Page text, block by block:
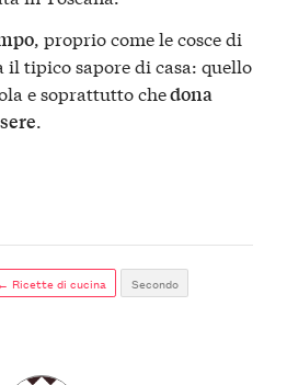
, proprio come le cosce di
il tipico sapore di casa: quello
e soprattutto chedona
.
← Ricette di cucina Secondo